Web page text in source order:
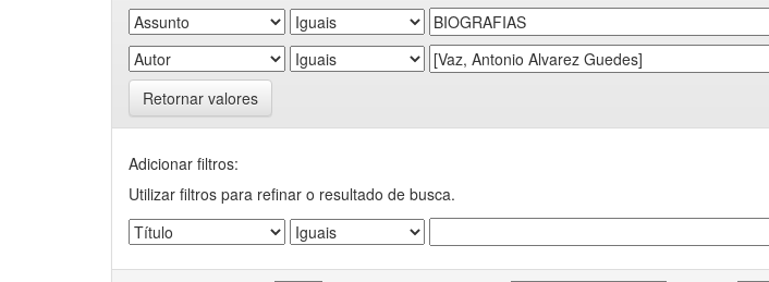
Retornar valores
Adicionar filtros:
Utilizar filtros para refinar o resultado de busca.